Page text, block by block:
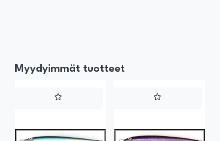
Myydyimmät tuotteet